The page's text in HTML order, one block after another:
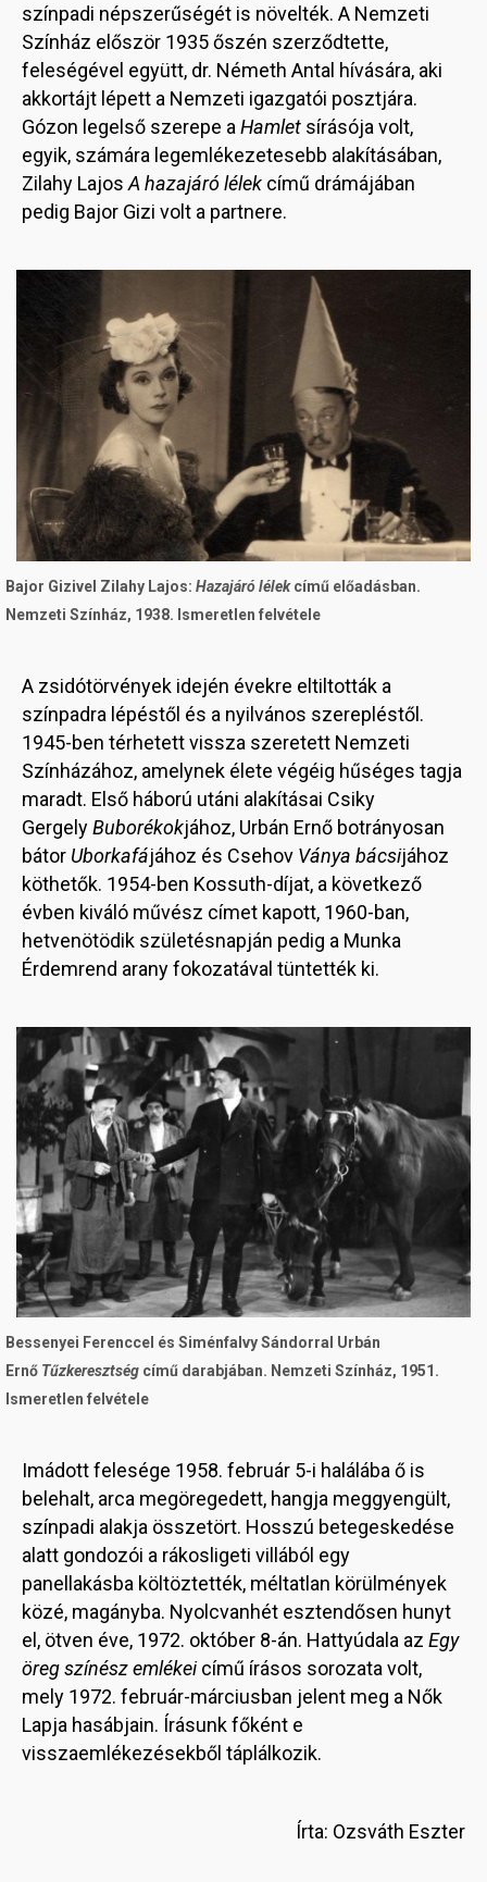
színpadi népszerűségét is növelték. A Nemzeti
Színház először 1935 őszén szerződtette,
feleségével együtt, dr. Németh Antal hívására, aki
akkortájt lépett a Nemzeti igazgatói posztjára.
Gózon legelső szerepe a Hamlet sírásója volt,
egyik, számára legemlékezetesebb alakításában,
Zilahy Lajos A hazajáró lélek című drámájában
pedig Bajor Gizi volt a partnere.
Image
Bajor Gizivel Zilahy Lajos: Hazajáró lélekcímű előadásban.
Nemzeti Színház, 1938. Ismeretlen felvétele
A zsidótörvények idején évekre eltiltották a
színpadra lépéstől és a nyilvános szerepléstől.
1945-ben térhetett vissza szeretett Nemzeti
Színházához, amelynek élete végéig hűséges tagja
maradt. Első háború utáni alakításai Csiky
GergelyBuborékokjához, Urbán Ernő botrányosan
bátor Uborkafájához és Csehov Ványa bácsijához
köthetők. 1954-ben Kossuth-díjat, a következő
évben kiváló művész címet kapott, 1960-ban,
hetvenötödik születésnapján pedig a Munka
Érdemrend arany fokozatával tüntették ki.
Image
Bessenyei Ferenccel és Siménfalvy Sándorral Urbán
Ernő Tűzkeresztség című darabjában. Nemzeti Színház, 1951.
Ismeretlen felvétele
Imádott felesége 1958. február 5-i halálába ő is
belehalt, arca megöregedett, hangja meggyengült,
színpadi alakja összetört. Hosszú betegeskedése
alatt gondozói a rákosligeti villából egy
panellakásba költöztették, méltatlan körülmények
közé, magányba. Nyolcvanhét esztendősen hunyt
el, ötven éve, 1972. október 8-án. Hattyúdala az Egy
öreg színész emlékeicímű írásos sorozata volt,
mely 1972. február-márciusban jelent meg a Nők
Lapja hasábjain. Írásunk főként e
visszaemlékezésekből táplálkozik.
Írta: Ozsváth Eszter